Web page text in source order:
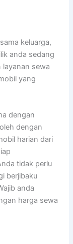
keluarga,
anda sedang
layanan sewa
yang
dengan
dengan
harian dari
tidak perlu
berjibaku
anda
harga sewa